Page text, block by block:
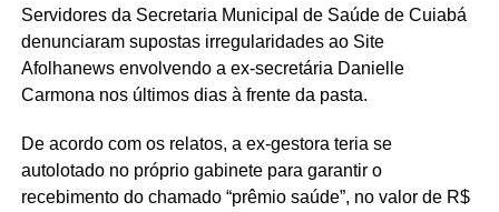
Servidores da Secretaria Municipal de Saúde de Cuiabá
denunciaram supostas irregularidades ao Site
Afolhanews envolvendo a ex-secretária Danielle
Carmona nos últimos dias à frente da pasta.
De acordo com os relatos, a ex-gestora teria se
autolotado no próprio gabinete para garantir o
recebimento do chamado “prêmio saúde”, no valor de R$